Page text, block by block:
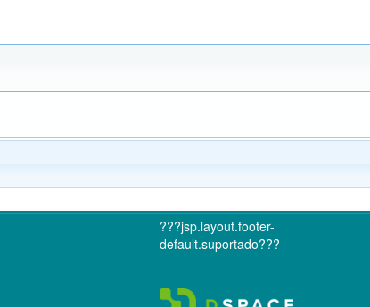
???jsp.layout.footer-
default.suportado???